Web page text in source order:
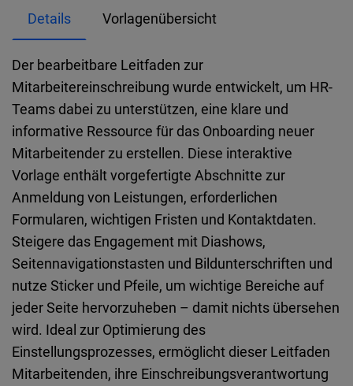
Details Vorlagenübersicht
Der bearbeitbare Leitfaden zur
Mitarbeitereinschreibung wurde entwickelt, um HR-
Teams dabei zu unterstützen, eine klare und
informative Ressource für das Onboarding neuer
Mitarbeitender zu erstellen. Diese interaktive
Vorlage enthält vorgefertigte Abschnitte zur
Anmeldung von Leistungen, erforderlichen
Formularen, wichtigen Fristen und Kontaktdaten.
Steigere das Engagement mit Diashows,
Seitennavigationstasten und Bildunterschriften und
nutze Sticker und Pfeile, um wichtige Bereiche auf
jeder Seite hervorzuheben – damit nichts übersehen
wird. Ideal zur Optimierung des
Einstellungsprozesses, ermöglicht dieser Leitfaden
Mitarbeitenden, ihre Einschreibungsverantwortung